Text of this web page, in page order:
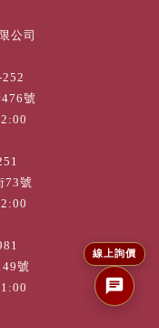
線上詢價
公司
號
73號
號